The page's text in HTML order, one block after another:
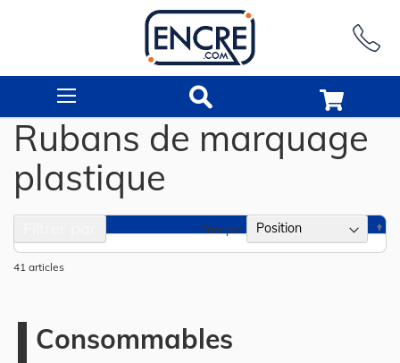
Rubans de marquage
plastique
41 articles
Trier par
Consommables